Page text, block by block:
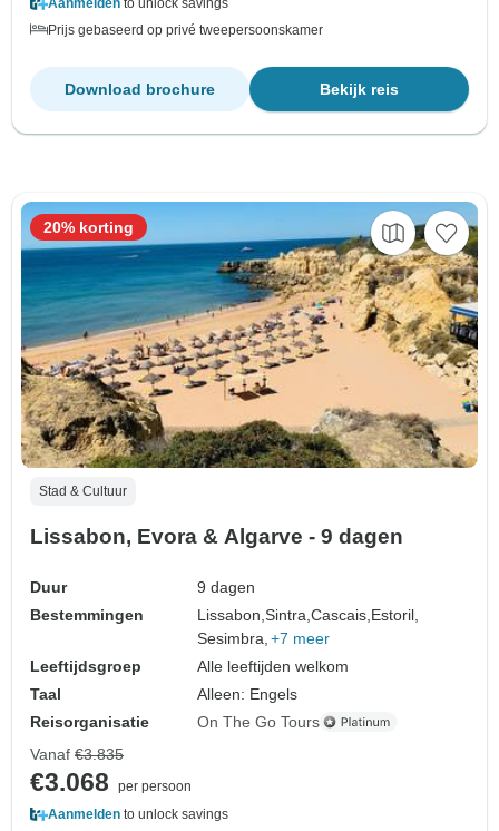
Prijs gebaseerd op privé tweepersoonskamer
Bekijk reis
Download brochure
Stad & Cultuur
Lissabon, Evora & Algarve - 9 dagen
Duur
9 dagen
Bestemmingen
Lissabon,Sintra,Cascais, Estoril,
Sesimbra, +7 meer
Leeftijdsgroep
Alle leeftijden welkom
Taal
Alleen: Engels
Reisorganisatie
On The Go Tours
20% korting
Vanaf €3.835
€3.068
per persoon
Aanmelden to unlock savings